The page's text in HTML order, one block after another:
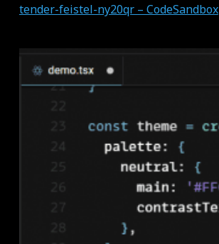
tender-feistel-ny20qr – CodeSandbox